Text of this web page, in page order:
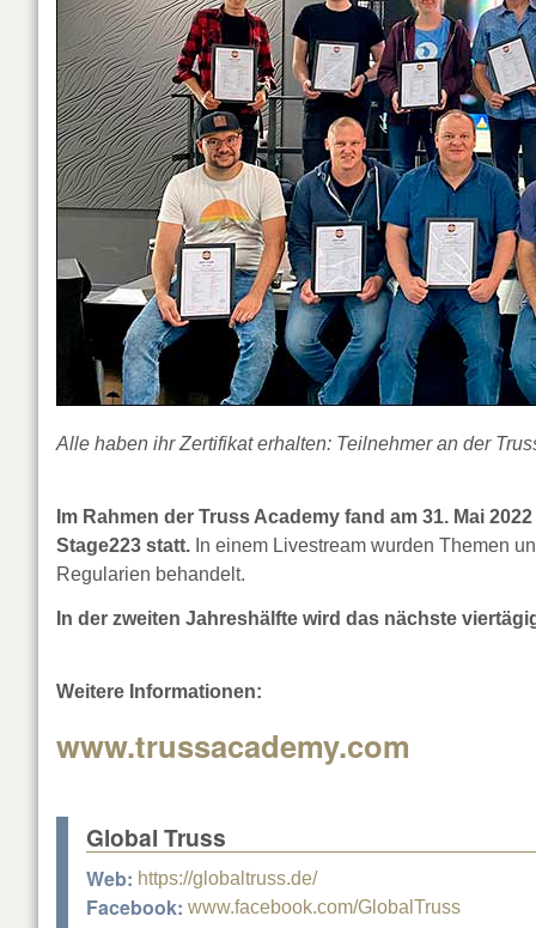
Alle haben ihr Zertifikat erhalten: Teilnehmer an der
Im Rahmen der Truss Academy fand am 31. Mai
Stage223 statt. In einem Livestream wurden Themen
Regularien behandelt.
In der zweiten Jahreshälfte wird das nächste
Weitere Informationen:
www.trussacademy.com
Global Truss
Web: https://globaltruss.de/
Facebook: www.facebook.com/GlobalTruss